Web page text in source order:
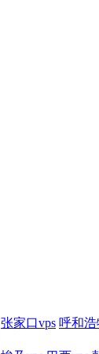
张家口vps 呼和浩